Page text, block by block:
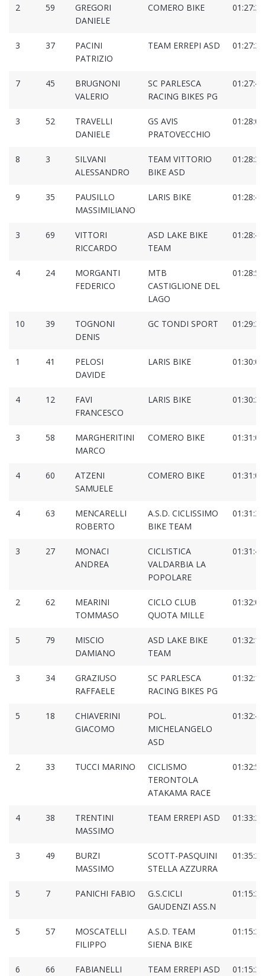
2 59
GREGORI
DANIELE
COMERO BIKE
3 37
PACINI
PATRIZIO
TEAM ERREPI ASD
7 45
BRUGNONI
VALERIO
SC PARLESCA
RACING BIKES PG
3 52
TRAVELLI
DANIELE
GS AVIS
PRATOVECCHIO
8 3
SILVANI
ALESSANDRO
TEAM VITTORIO
BIKE ASD
9 35
PAUSILLO
MASSIMILIANO
LARIS BIKE
3 69
VITTORI
RICCARDO
ASD LAKE BIKE
TEAM
4 24
MORGANTI
FEDERICO
MTB
CASTIGLIONE DEL
LAGO
10 39
TOGNONI
DENIS
GC TONDI SPORT
1 41
PELOSI
DAVIDE
LARIS BIKE
4 12
FAVI
FRANCESCO
LARIS BIKE
3 58
MARGHERITINI
MARCO
COMERO BIKE
4 60
ATZENI
SAMUELE
COMERO BIKE
4 63
MENCARELLI
ROBERTO
A.S.D. CICLISSIMO
BIKE TEAM
3 27
MONACI
ANDREA
CICLISTICA
VALDARBIA LA
POPOLARE
2 62
MEARINI
TOMMASO
CICLO CLUB
QUOTA MILLE
5 79
MISCIO
DAMIANO
ASD LAKE BIKE
TEAM
3 34
GRAZIUSO
RAFFAELE
SC PARLESCA
RACING BIKES PG
5 18
CHIAVERINI
GIACOMO
POL.
MICHELANGELO
ASD
2 33 TUCCI MARINO
CICLISMO
TERONTOLA
ATAKAMA RACE
4 38
TRENTINI
MASSIMO
TEAM ERREPI ASD
3 49
BURZI
MASSIMO
SCOTT-PASQUINI
STELLA AZZURRA
5 7 PANICHI FABIO
G.S.CICLI
GAUDENZI ASS.N
5 57
MOSCATELLI
FILIPPO
A.S.D. TEAM
SIENA BIKE
6 66
FABIANELLI
TEAM ERREPI ASD